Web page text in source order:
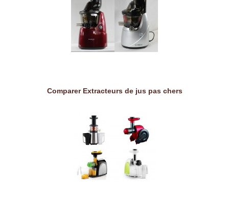
Comparer Extracteurs de jus pas chers